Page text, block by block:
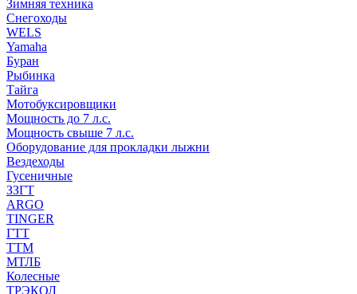
Зимняя техника
Снегоходы
WELS
Yamaha
Буран
Рыбинка
Тайга
Мотобуксировщики
Мощность до 7 л.с.
Мощность свыше 7 л.с.
Оборудование для прокладки лыжни
Вездеходы
Гусеничные
ЗЗГТ
ARGO
TINGER
ГТТ
ТТМ
МТЛБ
Колесные
ТРЭКОЛ